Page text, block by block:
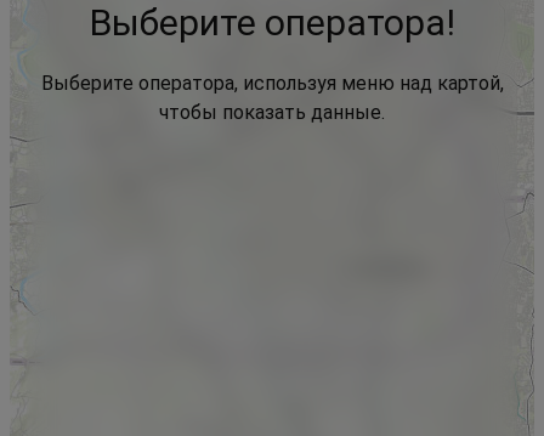
Выберите оператора!
Выберите оператора, используя меню над картой,
чтобы показать данные.